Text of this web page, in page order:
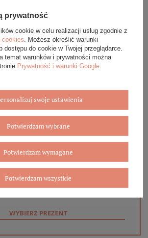
opakowanie gratis
zakupione w sklepie internetowym
jako gotowy do wręczenia upominek. Do
dołączamy pudełko ze skóry
elegancką torebkę. Rozmiary i wzory
WYBIERZ PREZENT
prywatność
cookie w celu realizacji usług zgodnie z
cookies . Możesz określić warunki
dostępu do cookie w Twojej przeglądarce.
temat warunków i prywatności można
Prywatność i warunki Google
swoje ustawienia
Potwierdzam wybrane
Potwierdzam wymagane
Potwierdzam wszystkie